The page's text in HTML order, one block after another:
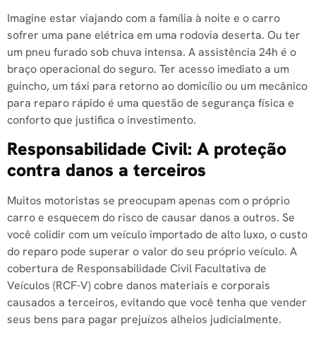
Imagine estar viajando com a família à noite e o carro
sofrer uma pane elétrica em uma rodovia deserta. Ou ter
um pneu furado sob chuva intensa. A assistência 24h é o
braço operacional do seguro. Ter acesso imediato a um
guincho, um táxi para retorno ao domicílio ou um mecânico
para reparo rápido é uma questão de segurança física e
conforto que justifica o investimento.
Responsabilidade Civil: A proteção
contra danos a terceiros
Muitos motoristas se preocupam apenas com o próprio
carro e esquecem do risco de causar danos a outros. Se
você colidir com um veículo importado de alto luxo, o custo
do reparo pode superar o valor do seu próprio veículo. A
cobertura de Responsabilidade Civil Facultativa de
Veículos (RCF-V) cobre danos materiais e corporais
causados a terceiros, evitando que você tenha que vender
seus bens para pagar prejuízos alheios judicialmente.